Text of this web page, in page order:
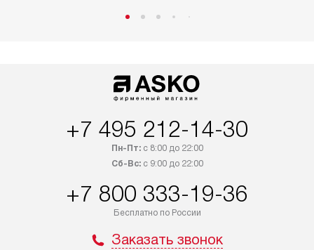
+7 495 212-14-30
Пн-Пт:с 8:00 до 22:00
Сб-Вс:с 9:00 до 22:00
+7 800 333-19-36
Бесплатно по России
Заказать звонок